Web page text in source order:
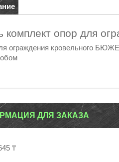
комплект опор для
ограждения кровельного
ДЛЯ ЗАКАЗА
₸